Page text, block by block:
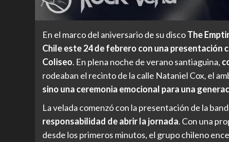
En el marco del aniversario de su discoThe
Chile este 24 de febrero con una presentación
Coliseo. En plena noche de verano santiaguina,
rodeaban el recinto de la calle Nataniel Cox, el
sino una ceremonia emocional para una
La velada comenzó con la presentación de la
responsabilidad de abrir la jornada. Con una
desde los primeros minutos, el grupo chileno